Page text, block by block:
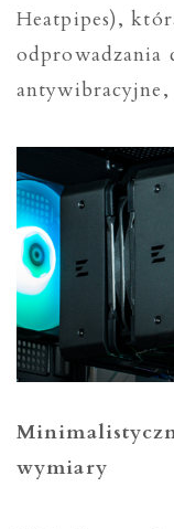
Heatpipes),
odprowadzania
antywibracyjne,
wymiary